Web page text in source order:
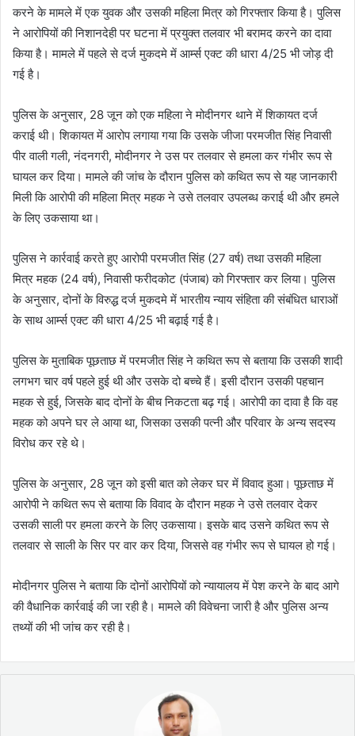
करने के मामले में एक युवक और उसकी महिला मित्र को गिरफ्तार किया है। पुलिस
ने आरोपियों की निशानदेही पर घटना में प्रयुक्त तलवार भी बरामद करने का दावा
किया है। मामले में पहले से दर्ज मुकदमे में आर्म्स एक्ट की धारा 4/25 भी जोड़ दी
गई है।
पुलिस के अनुसार, 28 जून को एक महिला ने मोदीनगर थाने में शिकायत दर्ज
कराई थी। शिकायत में आरोप लगाया गया कि उसके जीजा परमजीत सिंह निवासी
पीर वाली गली, नंदनगरी, मोदीनगर ने उस पर तलवार से हमला कर गंभीर रूप से
घायल कर दिया। मामले की जांच के दौरान पुलिस को कथित रूप से यह जानकारी
मिली कि आरोपी की महिला मित्र महक ने उसे तलवार उपलब्ध कराई थी और हमले
के लिए उकसाया था।
पुलिस ने कार्रवाई करते हुए आरोपी परमजीत सिंह (27 वर्ष) तथा उसकी महिला
मित्र महक (24 वर्ष), निवासी फरीदकोट (पंजाब) को गिरफ्तार कर लिया। पुलिस
के अनुसार, दोनों के विरुद्ध दर्ज मुकदमे में भारतीय न्याय संहिता की संबंधित धाराओं
के साथ आर्म्स एक्ट की धारा 4/25 भी बढ़ाई गई है।
पुलिस के मुताबिक पूछताछ में परमजीत सिंह ने कथित रूप से बताया कि उसकी शादी
लगभग चार वर्ष पहले हुई थी और उसके दो बच्चे हैं। इसी दौरान उसकी पहचान
महक से हुई, जिसके बाद दोनों के बीच निकटता बढ़ गई। आरोपी का दावा है कि वह
महक को अपने घर ले आया था, जिसका उसकी पत्नी और परिवार के अन्य सदस्य
विरोध कर रहे थे।
पुलिस के अनुसार, 28 जून को इसी बात को लेकर घर में विवाद हुआ। पूछताछ में
आरोपी ने कथित रूप से बताया कि विवाद के दौरान महक ने उसे तलवार देकर
उसकी साली पर हमला करने के लिए उकसाया। इसके बाद उसने कथित रूप से
तलवार से साली के सिर पर वार कर दिया, जिससे वह गंभीर रूप से घायल हो गई।
मोदीनगर पुलिस ने बताया कि दोनों आरोपियों को न्यायालय में पेश करने के बाद आगे
की वैधानिक कार्रवाई की जा रही है। मामले की विवेचना जारी है और पुलिस अन्य
तथ्यों की भी जांच कर रही है।